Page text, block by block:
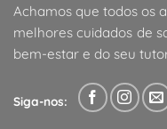
Achamos que todos os
melhores cuidados de
bem-estar e do seu
Siga-nos: